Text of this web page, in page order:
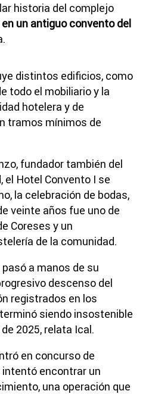
historia del complejo
un antiguo convento del
distintos edificios, como
todo el mobiliario y la
hotelera y de
tramos mínimos de
fundador también del
el Hotel Convento I se
la celebración de bodas,
veinte años fue uno de
Coreses y un
de la comunidad.
a manos de su
descenso del
registrados en los
siendo insostenible
2025, relata Ical.
en concurso de
encontrar un
una operación que